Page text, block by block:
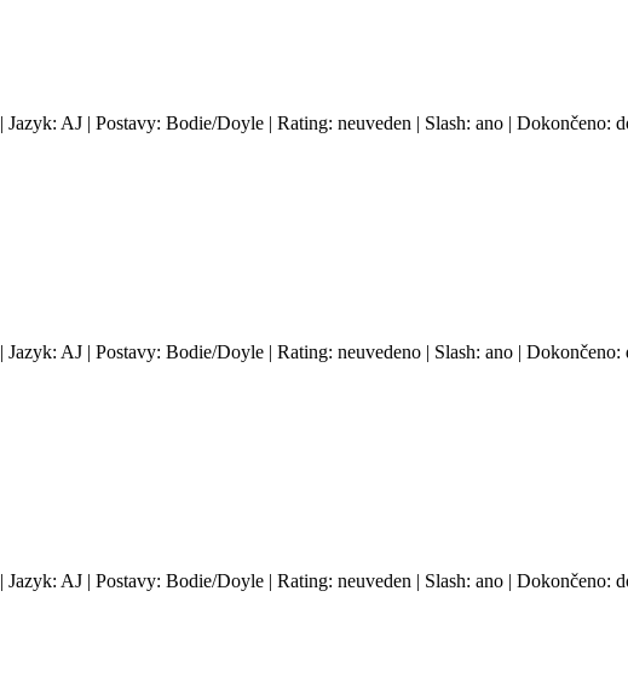
| Jazyk: AJ | Postavy: Bodie/Doyle | Rating: neuveden | Slash: ano | Dokončeno:
| Jazyk: AJ | Postavy: Bodie/Doyle | Rating: neuvedeno | Slash: ano | Dokončeno:
| Jazyk: AJ | Postavy: Bodie/Doyle | Rating: neuveden | Slash: ano | Dokončeno: